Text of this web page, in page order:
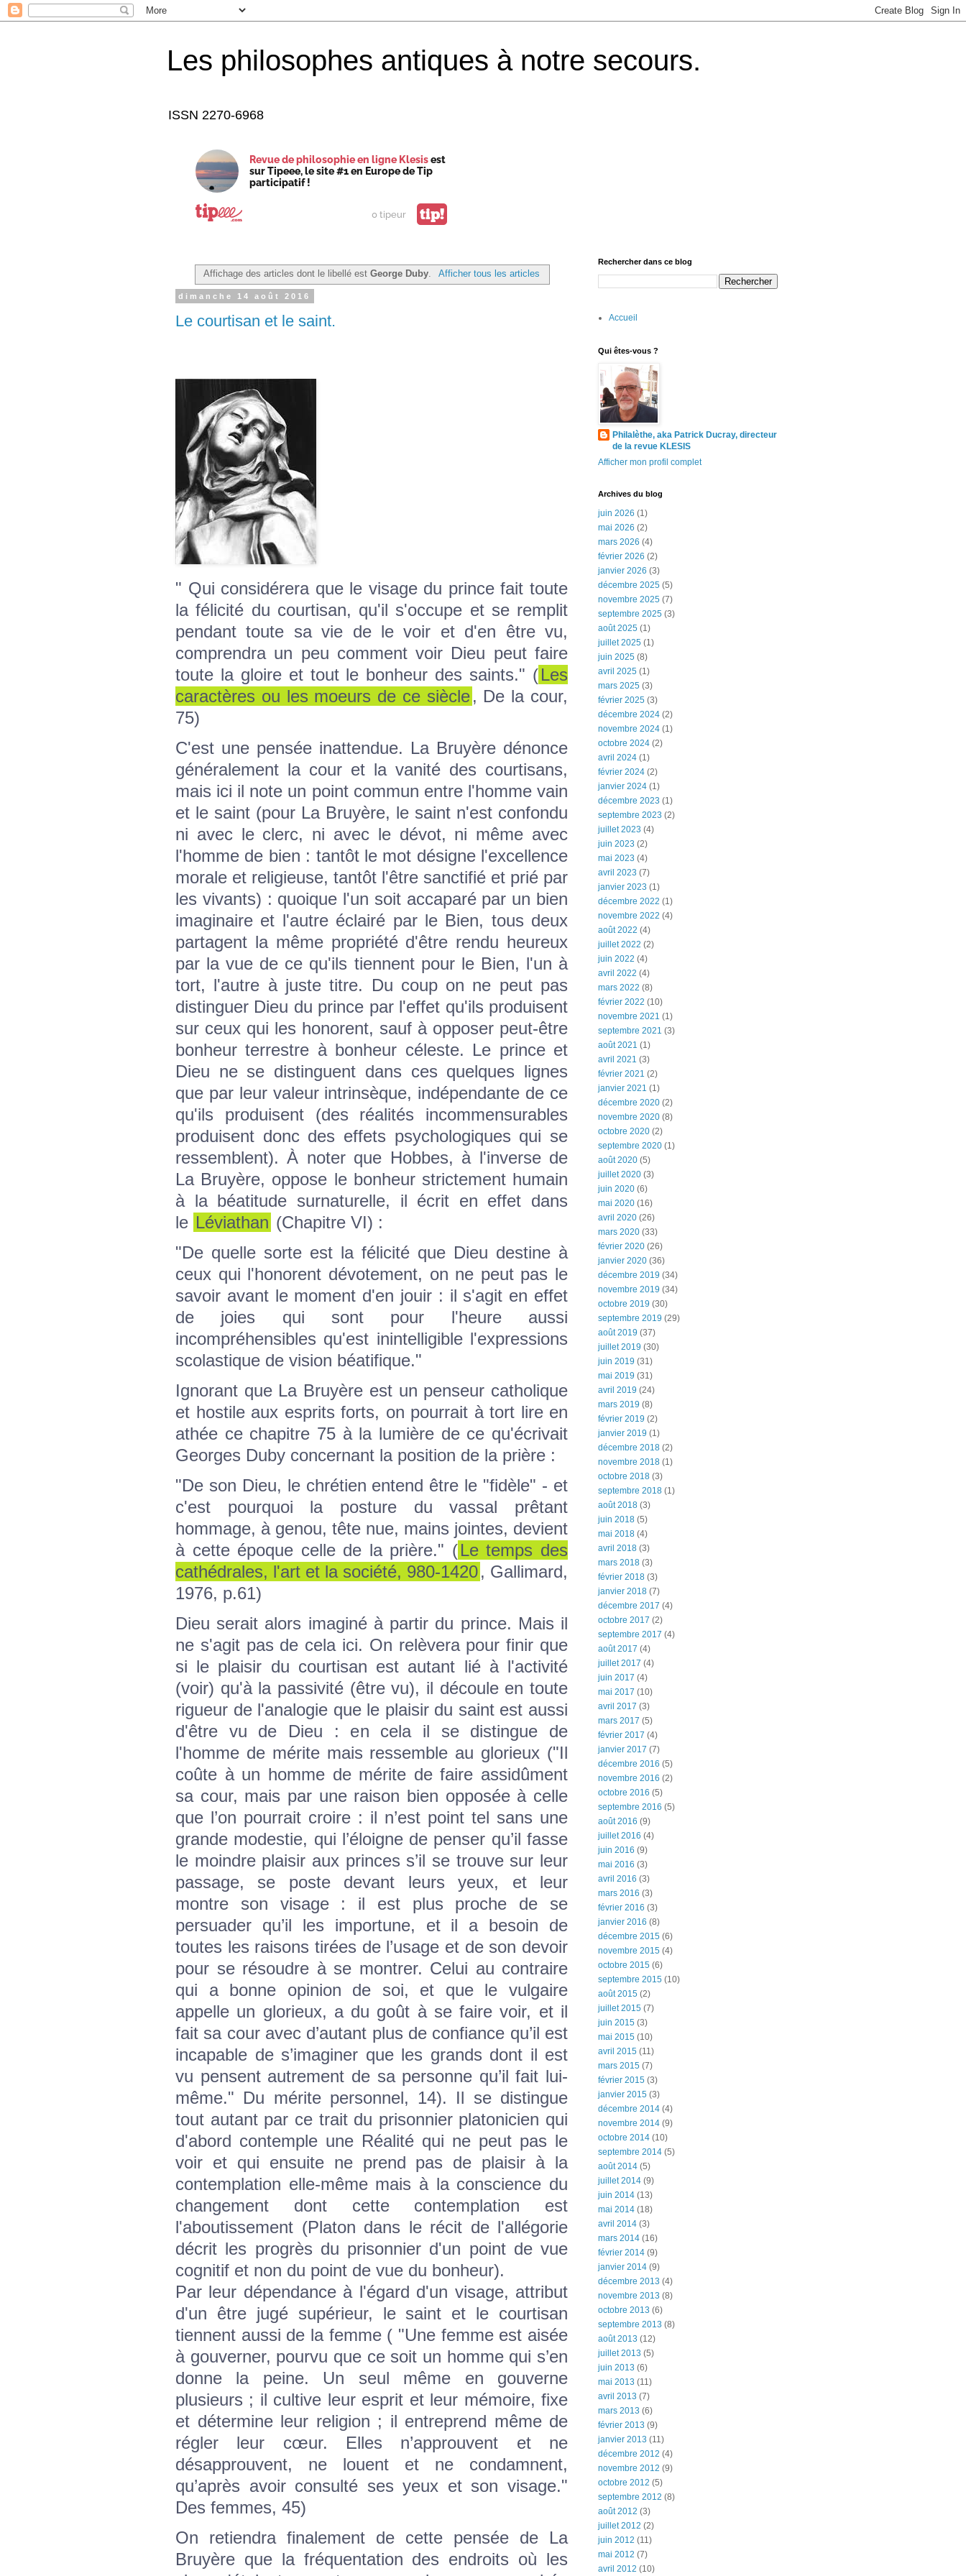
Les philosophes antiques à notre secours.
ISSN 2270-6968
Revue de philosophie en ligne Klesisest
sur Tipeee, le site #1 en Europe de Tip
participatif !
0 tipeur tip!
Affichage des articles dont le libellé estGeorge Duby Afficher tous les articles
dimanche 14 août 2016
Le courtisan et le saint.
" Qui considérera que le visage du prince fait toute
la félicité du courtisan, qu'il s'occupe et se remplit
pendant toute sa vie de le voir et d'en être vu,
comprendra un peu comment voir Dieu peut faire
toute la gloire et tout le bonheur des saints." (Les
caractères ou les moeurs de ce siècle, De la cour,
75)
C'est une pensée inattendue. La Bruyère dénonce
généralement la cour et la vanité des courtisans,
mais ici il note un point commun entre l'homme vain
et le saint (pour La Bruyère, le saint n'est confondu
ni avec le clerc, ni avec le dévot, ni même avec
l'homme de bien : tantôt le mot désigne l'excellence
morale et religieuse, tantôt l'être sanctifié et prié par
les vivants) : quoique l'un soit accaparé par un bien
imaginaire et l'autre éclairé par le Bien, tous deux
partagent la même propriété d'être rendu heureux
par la vue de ce qu'ils tiennent pour le Bien, l'un à
tort, l'autre à juste titre. Du coup on ne peut pas
distinguer Dieu du prince par l'effet qu'ils produisent
sur ceux qui les honorent, sauf à opposer peut-être
bonheur terrestre à bonheur céleste. Le prince et
Dieu ne se distinguent dans ces quelques lignes
que par leur valeur intrinsèque, indépendante de ce
qu'ils produisent (des réalités incommensurables
produisent donc des effets psychologiques qui se
ressemblent). À noter que Hobbes, à l'inverse de
La Bruyère, oppose le bonheur strictement humain
à la béatitude surnaturelle, il écrit en effet dans
le Léviathan (Chapitre VI) :
"De quelle sorte est la félicité que Dieu destine à
ceux qui l'honorent dévotement, on ne peut pas le
savoir avant le moment d'en jouir : il s'agit en effet
de joies qui sont pour l'heure aussi
incompréhensibles qu'est inintelligible l'expressions
scolastique de vision béatifique."
Ignorant que La Bruyère est un penseur catholique
et hostile aux esprits forts, on pourrait à tort lire en
athée ce chapitre 75 à la lumière de ce qu'écrivait
Georges Duby concernant la position de la prière :
"De son Dieu, le chrétien entend être le "fidèle" - et
c'est pourquoi la posture du vassal prêtant
hommage, à genou, tête nue, mains jointes, devient
à cette époque celle de la prière." (Le temps des
cathédrales, l'art et la société, 980-1420, Gallimard,
1976, p.61)
Dieu serait alors imaginé à partir du prince. Mais il
ne s'agit pas de cela ici. On relèvera pour finir que
si le plaisir du courtisan est autant lié à l'activité
(voir) qu'à la passivité (être vu), il découle en toute
rigueur de l'analogie que le plaisir du saint est aussi
d'être vu de Dieu : en cela il se distingue de
l'homme de mérite mais ressemble au glorieux ("Il
coûte à un homme de mérite de faire assidûment
sa cour, mais par une raison bien opposée à celle
que l’on pourrait croire : il n’est point tel sans une
grande modestie, qui l’éloigne de penser qu’il fasse
le moindre plaisir aux princes s’il se trouve sur leur
passage, se poste devant leurs yeux, et leur
montre son visage : il est plus proche de se
persuader qu’il les importune, et il a besoin de
toutes les raisons tirées de l’usage et de son devoir
pour se résoudre à se montrer. Celui au contraire
qui a bonne opinion de soi, et que le vulgaire
appelle un glorieux, a du goût à se faire voir, et il
fait sa cour avec d’autant plus de confiance qu’il est
incapable de s’imaginer que les grands dont il est
vu pensent autrement de sa personne qu’il fait lui-
même." Du mérite personnel, 14). Il se distingue
tout autant par ce trait du prisonnier platonicien qui
d'abord contemple une Réalité qui ne peut pas le
voir et qui ensuite ne prend pas de plaisir à la
contemplation elle-même mais à la conscience du
changement dont cette contemplation est
l'aboutissement (Platon dans le récit de l'allégorie
décrit les progrès du prisonnier d'un point de vue
cognitif et non du point de vue du bonheur).
Par leur dépendance à l'égard d'un visage, attribut
d'un être jugé supérieur, le saint et le courtisan
tiennent aussi de la femme ( "Une femme est aisée
à gouverner, pourvu que ce soit un homme qui s’en
donne la peine. Un seul même en gouverne
plusieurs ; il cultive leur esprit et leur mémoire, fixe
et détermine leur religion ; il entreprend même de
régler leur cœur. Elles n’approuvent et ne
désapprouvent, ne louent et ne condamnent,
qu’après avoir consulté ses yeux et son visage."
Des femmes, 45)
On retiendra finalement de cette pensée de La
Bruyère que la fréquentation des endroits où les
Rechercher dans ce blog
Accueil
Qui êtes-vous ?
Philalèthe, aka Patrick Ducray, directeur
de la revue KLESIS
Afficher mon profil complet
Archives du blog
juin 2026 (1)
mai 2026 (2)
mars 2026 (4)
février 2026 (2)
janvier 2026 (3)
décembre 2025 (5)
novembre 2025 (7)
septembre 2025 (3)
août 2025 (1)
juillet 2025 (1)
juin 2025 (8)
avril 2025 (1)
mars 2025 (3)
février 2025 (3)
décembre 2024 (2)
novembre 2024 (1)
octobre 2024 (2)
avril 2024 (1)
février 2024 (2)
janvier 2024 (1)
décembre 2023 (1)
septembre 2023 (2)
juillet 2023 (4)
juin 2023 (2)
mai 2023 (4)
avril 2023 (7)
janvier 2023 (1)
décembre 2022 (1)
novembre 2022 (4)
août 2022 (4)
juillet 2022 (2)
juin 2022 (4)
avril 2022 (4)
mars 2022 (8)
février 2022 (10)
novembre 2021 (1)
septembre 2021 (3)
août 2021 (1)
avril 2021 (3)
février 2021 (2)
janvier 2021 (1)
décembre 2020 (2)
novembre 2020 (8)
octobre 2020 (2)
septembre 2020 (1)
août 2020 (5)
juillet 2020 (3)
juin 2020 (6)
mai 2020 (16)
avril 2020 (26)
mars 2020 (33)
février 2020 (26)
janvier 2020 (36)
décembre 2019 (34)
novembre 2019 (34)
octobre 2019 (30)
septembre 2019 (29)
août 2019 (37)
juillet 2019 (30)
juin 2019 (31)
mai 2019 (31)
avril 2019 (24)
mars 2019 (8)
février 2019 (2)
janvier 2019 (1)
décembre 2018 (2)
novembre 2018 (1)
octobre 2018 (3)
septembre 2018 (1)
août 2018 (3)
juin 2018 (5)
mai 2018 (4)
avril 2018 (3)
mars 2018 (3)
février 2018 (3)
janvier 2018 (7)
décembre 2017 (4)
octobre 2017 (2)
septembre 2017 (4)
août 2017 (4)
juillet 2017 (4)
juin 2017 (4)
mai 2017 (10)
avril 2017 (3)
mars 2017 (5)
février 2017 (4)
janvier 2017 (7)
décembre 2016 (5)
novembre 2016 (2)
octobre 2016 (5)
septembre 2016 (5)
août 2016 (9)
juillet 2016 (4)
juin 2016 (9)
mai 2016 (3)
avril 2016 (3)
mars 2016 (3)
février 2016 (3)
janvier 2016 (8)
décembre 2015 (6)
novembre 2015 (4)
octobre 2015 (6)
septembre 2015 (10)
août 2015 (2)
juillet 2015 (7)
juin 2015 (3)
mai 2015 (10)
avril 2015 (11)
mars 2015 (7)
février 2015 (3)
janvier 2015 (3)
décembre 2014 (4)
novembre 2014 (9)
octobre 2014 (10)
septembre 2014 (5)
août 2014 (5)
juillet 2014 (9)
juin 2014 (13)
mai 2014 (18)
avril 2014 (3)
mars 2014 (16)
février 2014 (9)
janvier 2014 (9)
décembre 2013 (4)
novembre 2013 (8)
octobre 2013 (6)
septembre 2013 (8)
août 2013 (12)
juillet 2013 (5)
juin 2013 (6)
mai 2013 (11)
avril 2013 (7)
mars 2013 (6)
février 2013 (9)
janvier 2013 (11)
décembre 2012 (4)
novembre 2012 (9)
octobre 2012 (5)
septembre 2012 (8)
août 2012 (3)
juillet 2012 (2)
juin 2012 (11)
mai 2012 (7)
avril 2012 (10)